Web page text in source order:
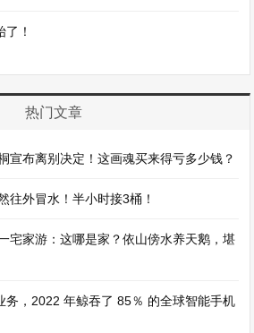
！
热门文章
宣布离别决定！这画魂买来得亏多少钱？
往外冒水！半小时接3桶！
宅家游：这哪是家？依山傍水养天鹅，堪
务，2022 年鲸吞了 85％ 的全球智能手机